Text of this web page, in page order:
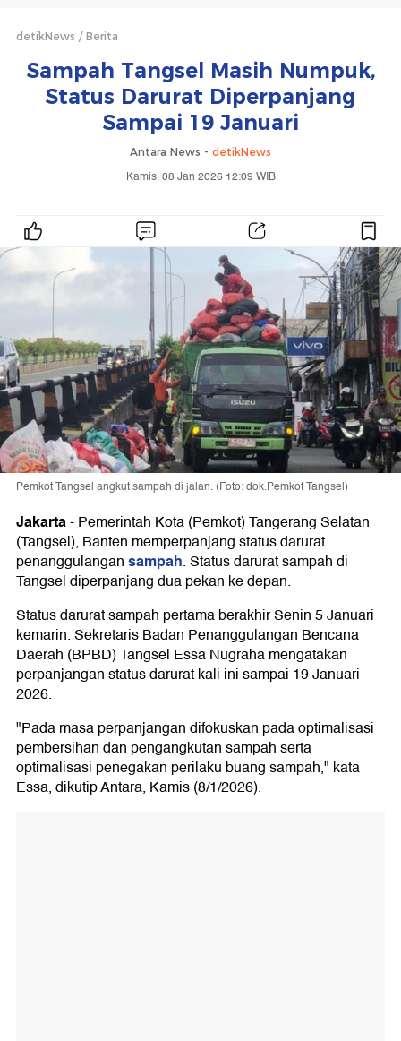
detikNews Berita
Sampah Tangsel Masih Numpuk,
Status Darurat Diperpanjang
Sampai 19 Januari
Antara News - detikNews
Kamis, 08 Jan 2026 12:09 WIB
Pemkot Tangsel angkut sampah di jalan. (Foto: dok.Pemkot Tangsel)
Jakarta-Pemerintah Kota (Pemkot) Tangerang Selatan
(Tangsel), Banten memperpanjang status darurat
penanggulangansampah. Status darurat sampah di
Tangsel diperpanjang dua pekan ke depan.
Status darurat sampah pertama berakhir Senin 5 Januari
kemarin. Sekretaris Badan Penanggulangan Bencana
Daerah (BPBD) Tangsel Essa Nugraha mengatakan
perpanjangan status darurat kali ini sampai 19 Januari
2026.
"Pada masa perpanjangan difokuskan pada optimalisasi
pembersihan dan pengangkutan sampah serta
optimalisasi penegakan perilaku buang sampah," kata
Essa, dikutip Antara, Kamis (8/1/2026).